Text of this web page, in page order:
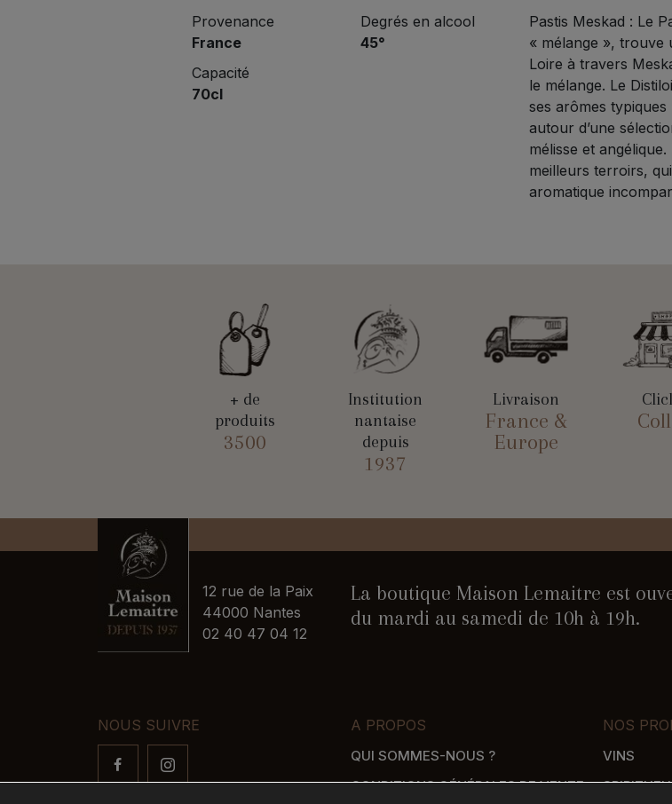
Provenance
France
Capacité
70cl
Degrés en alcool
45°
Pastis Meskad : Le
« mélange », trouve
Loire à travers
le mélange. Le
ses arômes
autour d’une
mélisse et
meilleurs terroirs,
aromatique
+ de
produits
3500
Institution
nantaise
depuis
1937
Livraison
France &
Europe
12 rue de la Paix
44000 Nantes
02 40 47 04 12
La boutique Maison Lemaitre est
du mardi au samedi de 10h à 19h.
NOUS SUIVRE A PROPOS
QUI SOMMES-NOUS ?
CONDITIONS GÉNÉRALES DE VENTE
NOS
VINS